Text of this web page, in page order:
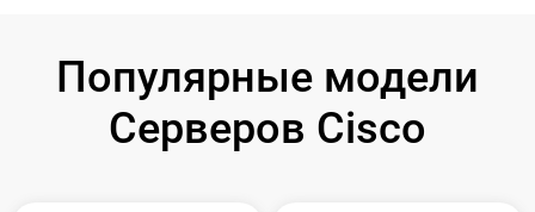
Популярные модели
Серверов Cisco